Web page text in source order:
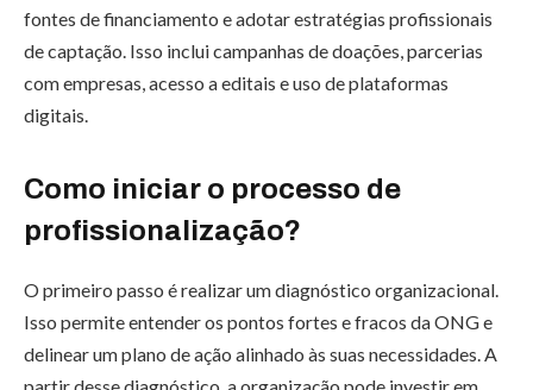
fontes de financiamento e adotar estratégias profissionais
de captação. Isso inclui campanhas de doações, parcerias
com empresas, acesso a editais e uso de plataformas
digitais.
Como iniciar o processo de
profissionalização?
O primeiro passo é realizar um diagnóstico organizacional.
Isso permite entender os pontos fortes e fracos da ONG e
delinear um plano de ação alinhado às suas necessidades. A